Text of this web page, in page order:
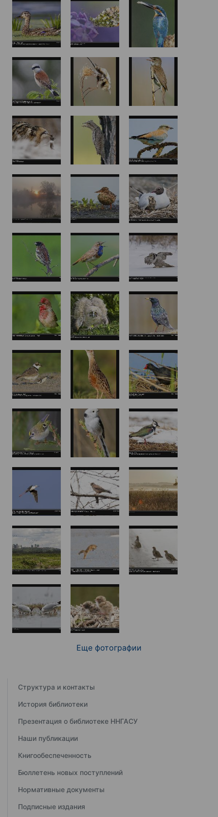
Еще фотографии
Структура и контакты
История библиотеки
Презентация о библиотеке ННГАСУ
Наши публикации
Книгообеспеченность
Бюллетень новых поступлений
Нормативные документы
Подписные издания